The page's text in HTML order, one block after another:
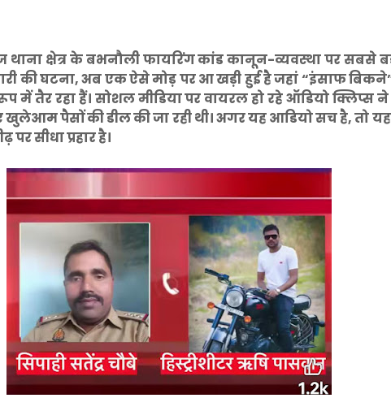
क्षेत्र के बभनौली फायरिंग कांड कानून-व्यवस्था पर सबसे
की घटना, अब एक ऐसे मोड़ पर आ खड़ी हुई है जहां “इंसाफ
में तैर रहा हैं। सोशल मीडिया पर वायरल हो रहे ऑडियो क्लिप्स
पैसों की डील की जा रही थी। अगर यह आडियो सच है, तो यह
सीधा प्रहार है।